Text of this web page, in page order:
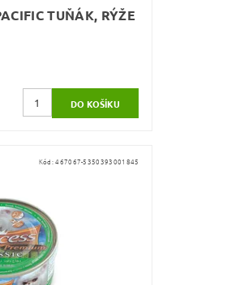
TUŇÁK, RÝŽE
Kód:467067-5350393001845